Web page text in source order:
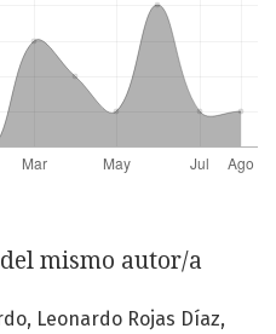
mismo autor/a
Leonardo Rojas Díaz,